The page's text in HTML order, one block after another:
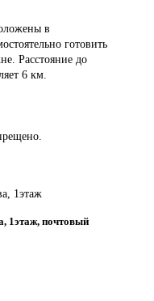
в
готовить
Расстояние до
6 км.
1этаж
1этаж, почтовый